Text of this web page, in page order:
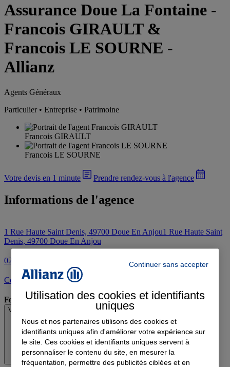
Assurance Doue La Fontaine -
Francois GIRAULT &
Francois LE SOURNE -
Allianz
Agents Généraux
Particulier • Entreprise • Patrimoine
Francois GIRAULT
Francois LE SOURNE
Votre devis en 1 minute Prendre rendez-vous à l'agence
Informations de l'agence
1 Rue Haute Saint Denis, 49700 Doue En Anjou1 Rue Haute Saint
Denis, 49700 Doue En Anjou
02 41 59 11 16
Contacter l'agence par e-mail
Fermé
Voir les horaires
Continuer sans accepter
Utilisation des cookies et identifiants
uniques
Nous et nos partenaires utilisons des cookies et
identifiants uniques afin d'améliorer votre expérience sur
le site. Ces cookies et identifiants uniques servent à
personnaliser le contenu du site, en mesurer la
fréquentation, permettre des publicités ciblées et en